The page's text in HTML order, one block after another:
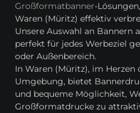
Großformatbanner-
Waren (Müritz) effektiv
Unsere Auswahl an Bannern
perfekt für jedes Werbeziel
oder Außenbereich.
In Waren (Müritz), im Herzen
Umgebung, bietet
und bequeme Möglichkeit,
Großformatdrucke zu